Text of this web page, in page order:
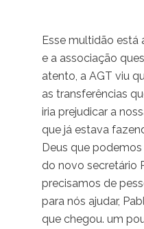
Esse multidão está
e a associação
atento, a AGT viu
as transferências
iria prejudicar a
que já estava
Deus que
do novo secretário
precisamos de
para nós ajudar,
que chegou. um